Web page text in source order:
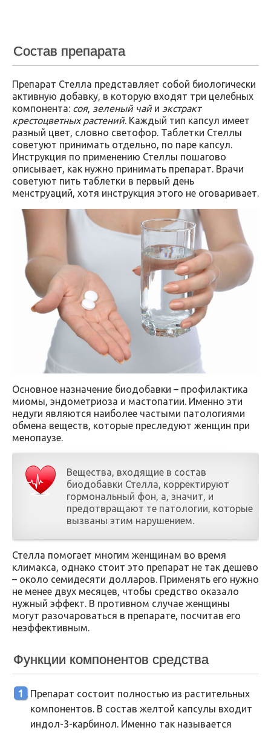
Состав препарата
Препарат Стелла представляет собой биологически
активную добавку, в которую входят три целебных
компонента: соя, зеленый чайи экстракт
крестоцветных растений. Каждый тип капсул имеет
разный цвет, словно светофор. Таблетки Стеллы
советуют принимать отдельно, по паре капсул.
Инструкция по применению Стеллы пошагово
описывает, как нужно принимать препарат. Врачи
советуют пить таблетки в первый день
менструаций, хотя инструкция этого не оговаривает.
Основное назначение биодобавки – профилактика
миомы, эндометриоза и мастопатии. Именно эти
недуги являются наиболее частыми патологиями
обмена веществ, которые преследуют женщин при
менопаузе.
Вещества, входящие в состав
биодобавки Стелла, корректируют
гормональный фон, а, значит, и
предотвращают те патологии, которые
вызваны этим нарушением.
Стелла помогает многим женщинам во время
климакса, однако стоит это препарат не так дешево
– около семидесяти долларов. Применять его нужно
не менее двух месяцев, чтобы средство оказало
нужный эффект. В противном случае женщины
могут разочароваться в препарате, посчитав его
неэффективным.
Функции компонентов средства
Препарат состоит полностью из растительных
компонентов. В состав желтой капсулы входит
индол-3-карбинол. Именно так называется